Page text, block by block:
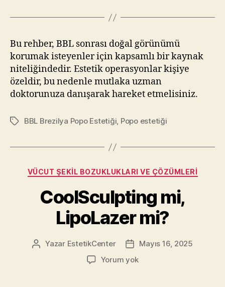
Bu rehber, BBL sonrası doğal görünümü
korumak isteyenler için kapsamlı bir kaynak
niteliğindedir. Estetik operasyonlar kişiye
özeldir, bu nedenle mutlaka uzman
doktorunuza danışarak hareket etmelisiniz.
EtiketlerBBL Brezilya Popo Estetiği, Popo estetiği
Kategoriler
VÜCUT ŞEKIL BOZUKLUKLARI VE ÇÖZÜMLERI
CoolSculpting mi,
LipoLazer mi?
Yazının
Yazar EstetikCenter
Yazı
tarihi
Mayıs 16, 2025
Yorum yokCoolSculpting